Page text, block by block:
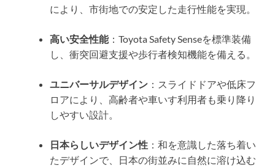
により、市街地での安定した走行性能を実現。
高い安全性能：Toyota Safety Senseを標準装備
し、衝突回避支援や歩行者検知機能を備える。
ユニバーサルデザイン ：スライドドアや低床フ
ロアにより、高齢者や車いす利用者も乗り降り
しやすい設計。
日本らしいデザイン性 ：和を意識した落ち着い
たデザインで、日本の街並みに自然に溶け込む